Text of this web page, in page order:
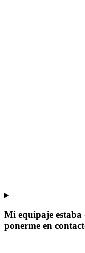
Mi equipaje
ponerme en